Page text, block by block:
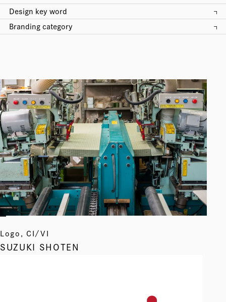
Design key word
Web
Pamphlet
Package
Movie
Other
Branding category
店舗
商品・サービス
独立・起業・スタートアップ
採用
プロジェクト
プロモーション
メディア・イベント
Logo, CI/VI
SUZUKI SHOTEN